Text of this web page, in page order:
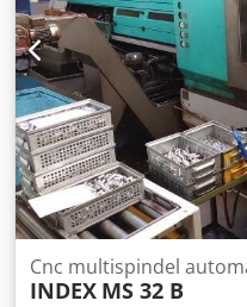
Cnc multispindel
INDEX MS 32 B